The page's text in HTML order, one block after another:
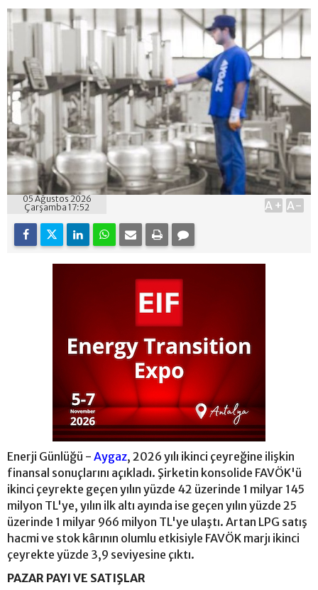
05 Ağustos 2026
Çarşamba 17:52
A+ A-
Enerji Günlüğü - Aygaz, 2026 yılı ikinci çeyreğine ilişkin
finansal sonuçlarını açıkladı. Şirketin konsolide FAVÖK'ü
ikinci çeyrekte geçen yılın yüzde 42 üzerinde 1 milyar 145
milyon TL'ye, yılın ilk altı ayında ise geçen yılın yüzde 25
üzerinde 1 milyar 966 milyon TL'ye ulaştı. Artan LPG satış
hacmi ve stok kârının olumlu etkisiyle FAVÖK marjı ikinci
çeyrekte yüzde 3,9 seviyesine çıktı.
PAZAR PAYI VE SATIŞLAR